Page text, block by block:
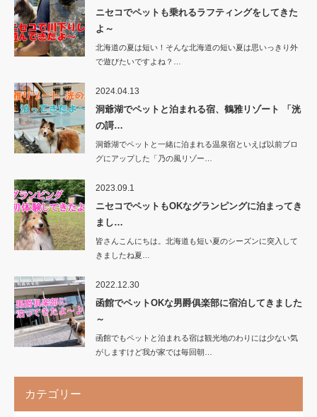
ニセコでペットも乗れるラフティングをしてきた
よ～
北海道の夏は短い！そんな北海道の短い夏は思いっきり外
で遊びたいですよね？…
2024.04.13
洞爺湖でペットと泊まれる宿、鶴雅リゾート 「洸
の謌…
洞爺湖でペットと一緒に泊まれる温泉宿といえば以前ブロ
グにアップした「乃の風リゾー…
2023.09.1
ニセコでペットもOKなグランピングに泊まってき
まし…
皆さんこんにちは。北海道も短い夏のシーズンに突入して
きましたね夏…
2022.12.30
函館でペットOKな男爵俱楽部に宿泊してきました
～
函館でもペットと泊まれる宿は観光地のわりには少ない気
がしますけど我が家では毎回朝…
カテゴリー